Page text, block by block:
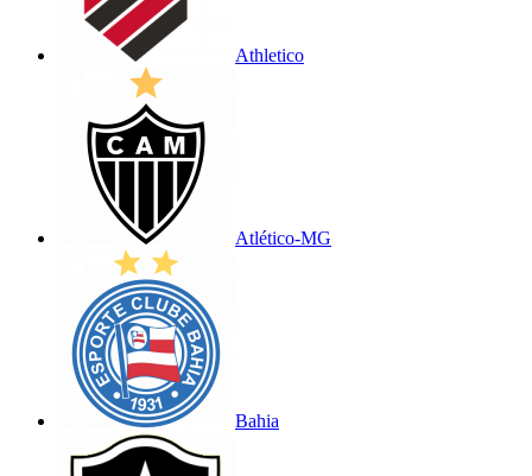
Athletico
Atlético-MG
Bahia